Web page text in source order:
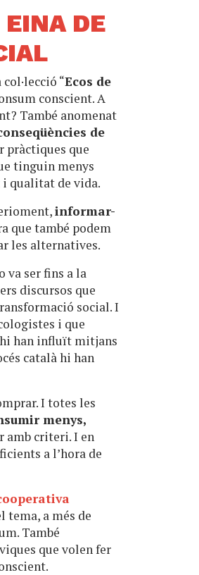
DE
“Ecos de
conscient. A
També anomenat
de
pràctiques que
tinguin menys
i qualitat de vida.
informar-
que també podem
les alternatives.
va ser fins a la
discursos que
social. I
i que
han influït mitjans
català hi han
I totes les
menys,
amb criteri. I en
a l’hora de
a més de
També
que volen fer